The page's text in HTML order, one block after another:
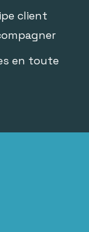
client
en toute